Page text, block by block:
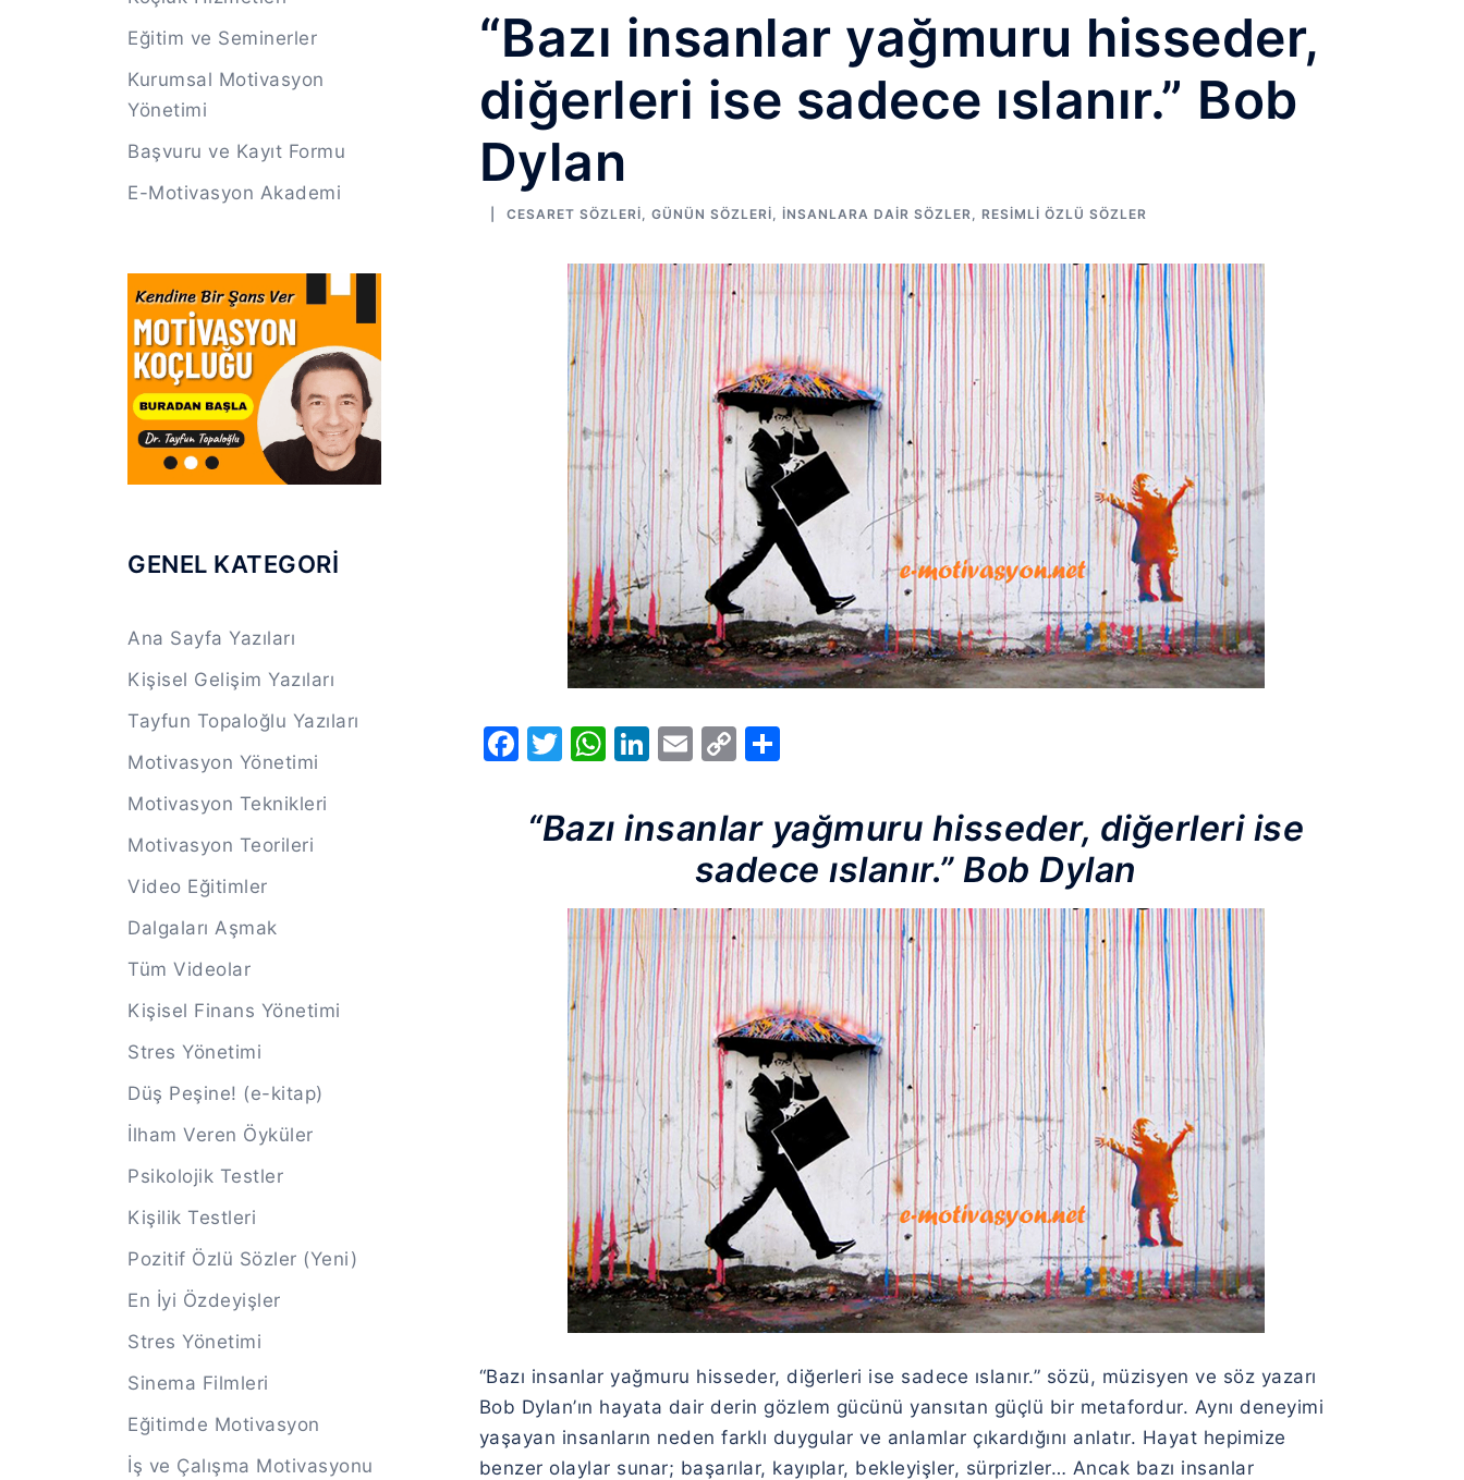
“Bazı insanlar yağmuru hisseder,
diğerleri ise sadece ıslanır.” Bob
Dylan
CESARET SÖZLERI GÜNÜN SÖZLERI İNSANLARA DAIR SÖZLER RESIMLI ÖZLÜ SÖZLER
Facebook
Twitter
WhatsApp
LinkedIn
Email
CopyShare
“Bazı insanlar yağmuru hisseder, diğerleri ise
sadece ıslanır.” Bob Dylan
“Bazı insanlar yağmuru hisseder, diğerleri ise sadece ıslanır.” sözü, müzisyen ve söz yazarı
Bob Dylan’ın hayata dair derin gözlem gücünü yansıtan güçlü bir metafordur. Aynı deneyimi
yaşayan insanların neden farklı duygular ve anlamlar çıkardığını anlatır. Hayat hepimize
benzer olaylar sunar; başarılar, kayıplar, bekleyişler, sürprizler… Ancak bazı insanlar
Eğitim ve Seminerler
Kurumsal Motivasyon
Yönetimi
Başvuru ve Kayıt Formu
E-Motivasyon Akademi
GENEL KATEGORİ
Ana Sayfa Yazıları
Kişisel Gelişim Yazıları
Tayfun Topaloğlu Yazıları
Motivasyon Yönetimi
Motivasyon Teknikleri
Motivasyon Teorileri
Video Eğitimler
Dalgaları Aşmak
Tüm Videolar
Kişisel Finans Yönetimi
Stres Yönetimi
Düş Peşine! (e-kitap)
İlham Veren Öyküler
Psikolojik Testler
Kişilik Testleri
Pozitif Özlü Sözler (Yeni)
En İyi Özdeyişler
Stres Yönetimi
Sinema Filmleri
Eğitimde Motivasyon
İş ve Çalışma Motivasyonu